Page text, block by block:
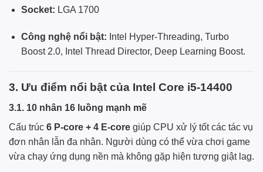
Socket: LGA 1700
Công nghệ nổi bật: Intel Hyper-Threading, Turbo
Boost 2.0, Intel Thread Director, Deep Learning Boost.
3. Ưu điểm nổi bật của Intel Core i5-14400
3.1. 10 nhân 16 luồng mạnh mẽ
Cấu trúc 6 P-core + 4 E-core giúp CPU xử lý tốt các tác vụ
đơn nhân lẫn đa nhân. Người dùng có thể vừa chơi game
vừa chạy ứng dụng nền mà không gặp hiện tượng giật lag.